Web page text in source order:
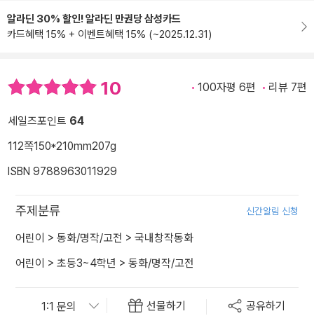
알라딘 30% 할인! 알라딘 만권당 삼성카드
카드혜택 15% + 이벤트혜택 15% (~2025.12.31)
10 100자평 6편 리뷰 7편
세일즈포인트 64
112쪽150*210mm207g
ISBN 9788963011929
주제분류 신간알림 신청
어린이 > 동화/명작/고전 > 국내창작동화
어린이 > 초등3~4학년 > 동화/명작/고전
선물하기 공유하기